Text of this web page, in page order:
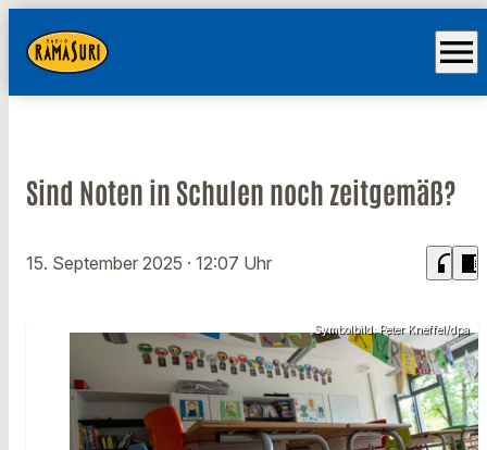
menu
Sind Noten in Schulen noch zeitgemäß?
15. September 2025 · 12:07 Uhr headphones chrome_reader_mode
Symbolbild: Peter Kneffel/dpa